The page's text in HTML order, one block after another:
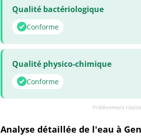
Qualité bactériologique
Conforme
Qualité physico-chimique
Conforme
Prélèvement
Analyse détaillée de l'eau à